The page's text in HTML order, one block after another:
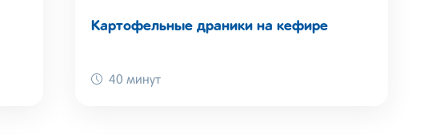
Картофельные драники на кефире
40 минут